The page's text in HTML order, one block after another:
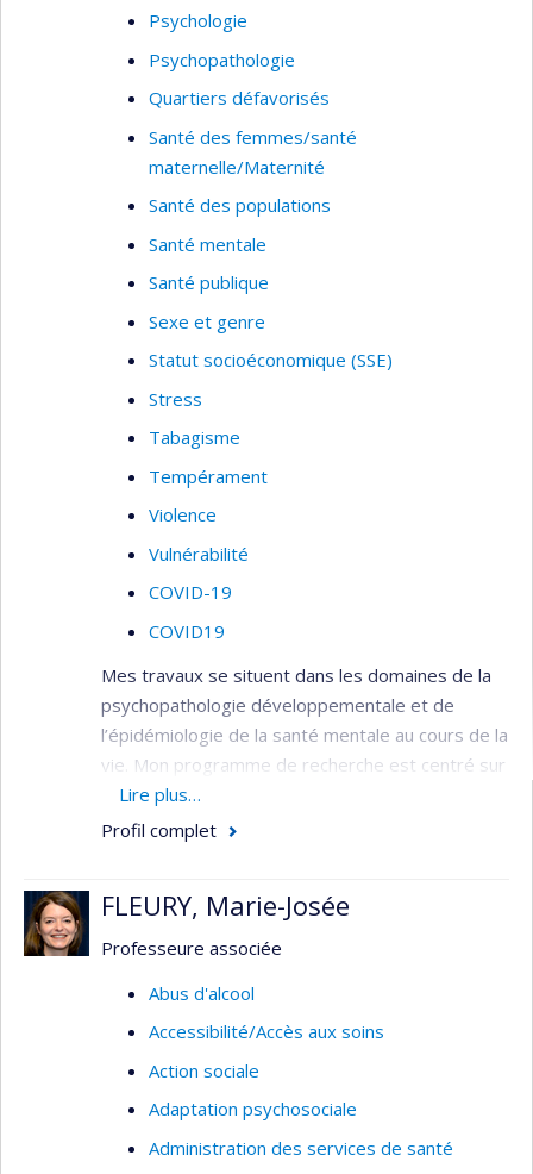
Psychologie
Psychopathologie
Quartiers défavorisés
Santé des femmes/santé
maternelle/Maternité
Santé des populations
Santé mentale
Santé publique
Sexe et genre
Statut socioéconomique (SSE)
Stress
Tabagisme
Tempérament
Violence
Vulnérabilité
COVID-19
COVID19
Mes travaux se situent dans les domaines de la
psychopathologie développementale et de
l’épidémiologie de la santé mentale au cours de la
vie. Mon programme de recherche est centré sur
l’étude de la transmission intergénérationnelle
des facteurs de risque pour les problèmes de
préscolaires.
Mon programme comprend deux axes de
recherche et un axe de transfert de
l’axe étiologie ayant pour objectif l’étude
transmission intergénérationnelle des
problèmes de santé mentale;
Lire plus…
Profil complet
FLEURY, Marie-Josée
Professeure associée
Abus d'alcool
Accessibilité/Accès aux soins
Action sociale
Adaptation psychosociale
Administration des services de santé